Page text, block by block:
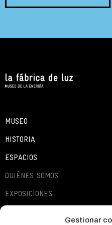
Gestionar
MUSEO
HISTORIA
ESPACIOS
QUIÉNES SOMOS
EXPOSICIONES